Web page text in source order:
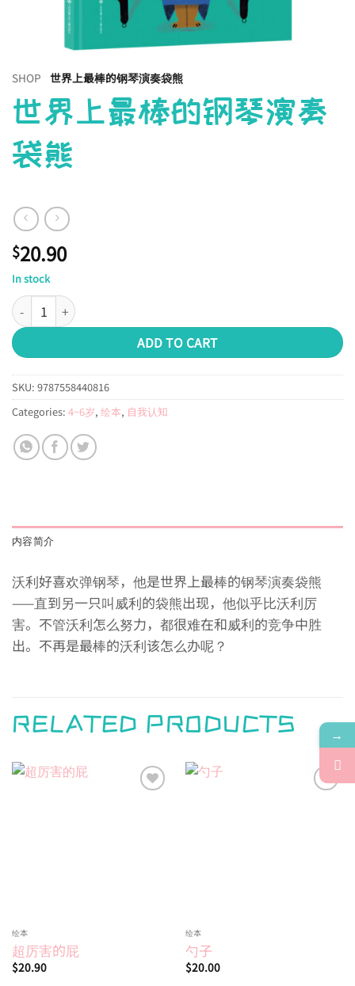
SHOP 世界上最棒的钢琴演奏袋熊
世界上最棒的钢琴演奏
袋熊
$20.90
In stock
世界上最棒的钢琴演奏袋熊 quantity
ADD TO CART
SKU: 9787558440816
Categories: 4~6岁, 绘本, 自我认知
内容简介
沃利好喜欢弹钢琴，他是世界上最棒的钢琴演奏袋熊
——直到另一只叫威利的袋熊出现，他似乎比沃利厉
害。不管沃利怎么努力，都很难在和威利的竞争中胜
出。不再是最棒的沃利该怎么办呢？
RELATED PRODUCTS
绘本
超厉害的屁
$20.90
绘本
勺子
$20.00
→